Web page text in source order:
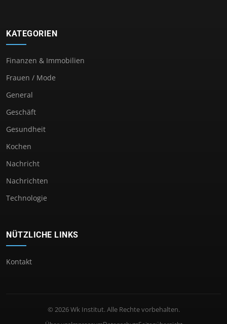
KATEGORIEN
Finanzen & Immobilien
Frauen / Mode
General
Geschäft
Gesundheit
Kochen
Nachricht
Nachrichten
Technologie
NÜTZLICHE LINKS
Kontakt
© 2026 Wk Institut. Alle Rechte vorbehalten.